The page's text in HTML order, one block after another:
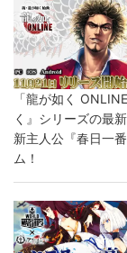
「龍が如く
く』シリーズの最
新主人公『春日一
ム！